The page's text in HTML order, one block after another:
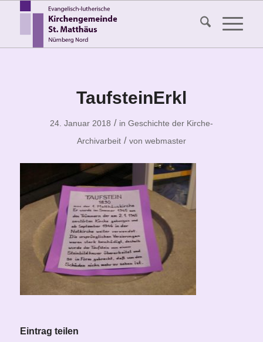
TaufsteinErkl
24. Januar 2018 / in Geschichte der Kirche-
Archivarbeit / von webmaster
Eintrag teilen